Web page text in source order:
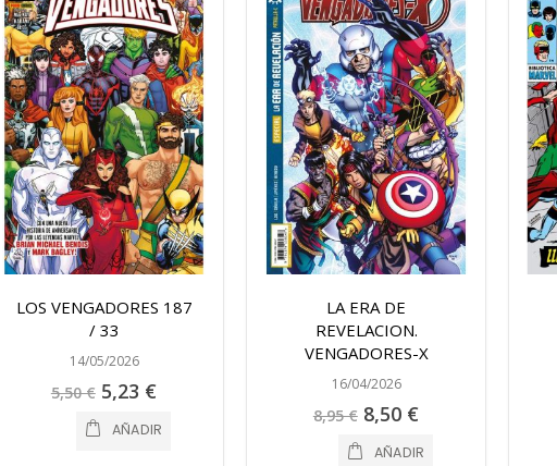
LOS VENGADORES 187
/ 33
14/05/2026
5,50 € Precio
especial
5,23 €
AÑADIR
LA ERA DE
REVELACION.
VENGADORES-X
16/04/2026
8,95 € Precio
especial
8,50 €
AÑADIR